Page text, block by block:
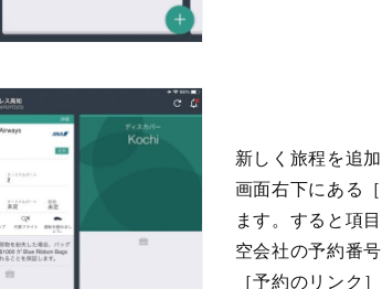
新しく旅程を追
画面右下にある
ます。すると項
空会社の予約番
［予約のリンク